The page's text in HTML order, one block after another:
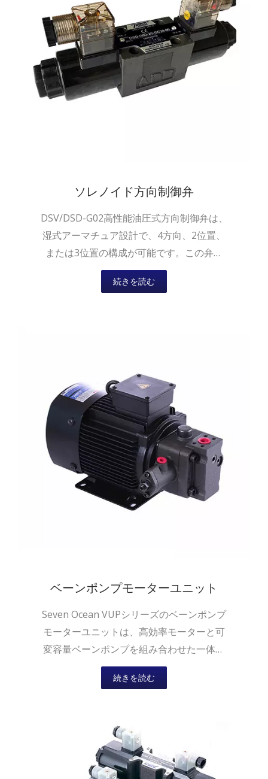
ソレノイド方向制御弁
DSV/DSD-G02高性能油圧式方向制御弁は、
湿式アーマチュア設計で、4方向、2位置、
または3位置の構成が可能です。この弁は
D03...
続きを読む
ベーンポンプモーターユニット
Seven Ocean VUPシリーズのベーンポンプ
モーターユニットは、高効率モーターと可
変容量ベーンポンプを組み合わせた一体型
油圧モーターポンプユニットです。
続きを読む